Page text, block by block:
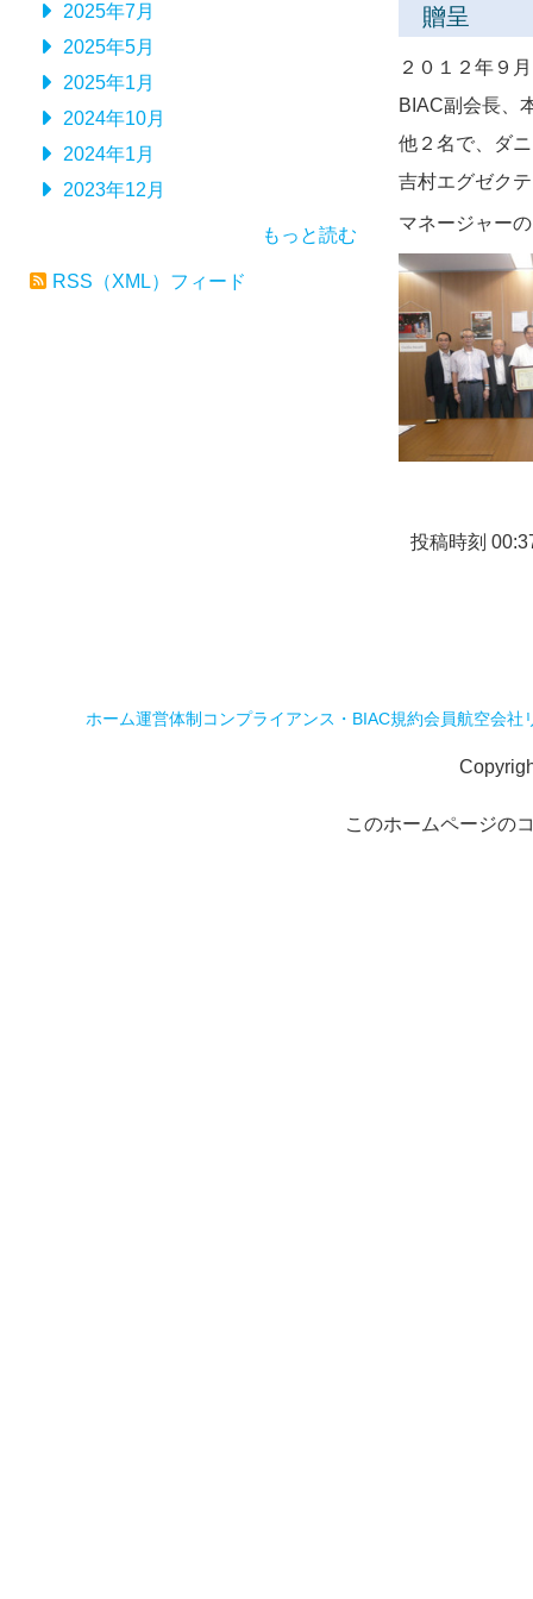
2025年7月
2025年5月
2025年1月
2024年10月
2024年1月
2023年12月
もっと読む
RSS（XML）フィード
贈呈
２０１２年９
BIAC副会長、
他２名で、ダ
吉村エグゼク
マネージャー
投稿時刻
ホーム運営体制 コンプライアンス・BIAC規約会員航空会社
このホームページの